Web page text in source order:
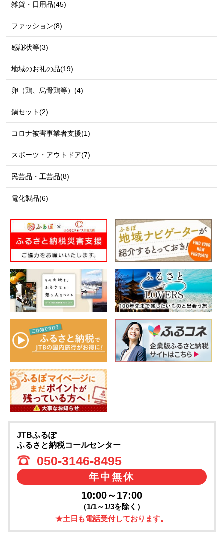
雑貨・日用品(45)
ファッション(8)
感謝状等(3)
地域のお礼の品(19)
卵（鶏、烏骨鶏等）(4)
鍋セット(2)
コロナ被害事業者支援(1)
スポーツ・アウトドア(7)
民芸品・工芸品(8)
電化製品(6)
JTBふるぽ
ふるさと納税コールセンター
050-3146-8495
年中無休
10:00～17:00
（1/1～1/3を除く）
★土日も電話受付しております。